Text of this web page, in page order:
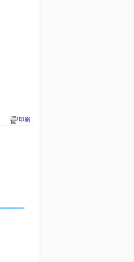
印刷